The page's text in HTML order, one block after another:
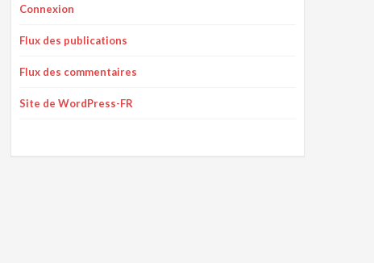
Connexion
Flux des publications
Flux des commentaires
Site de WordPress-FR